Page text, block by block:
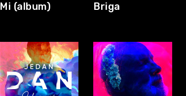
Mi (album) Briga